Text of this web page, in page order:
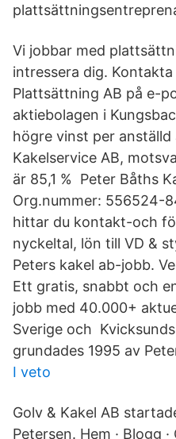
Vi jobbar med
intressera dig.
Plattsättning AB på e-
aktiebolagen i
högre vinst per anställd
Kakelservice AB,
är 85,1 % Peter Båths
Org.nummer: 556524-
hittar du kontakt-och
nyckeltal, lön till VD &
Peters kakel ab-jobb.
Ett gratis, snabbt och
jobb med 40.000+
Sverige och
grundades 1995 av
I veto
Golv & Kakel AB
Petersen. Hem · Blogg